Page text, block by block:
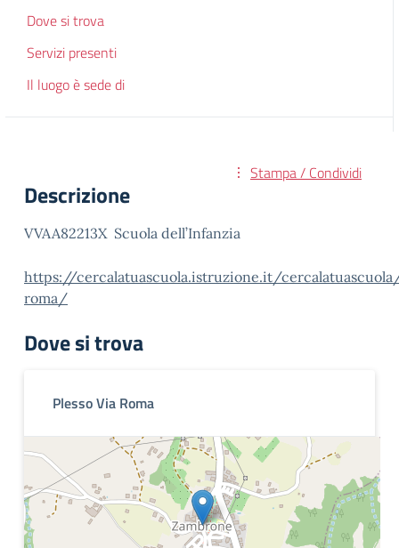
Dove si trova
Servizi presenti
Il luogo è sede di
Stampa / Condividi
Descrizione
VVAA82213X Scuola dell’Infanzia
https://cercalatuascuola.istruzione.it/
roma/
Dove si trova
Plesso Via Roma